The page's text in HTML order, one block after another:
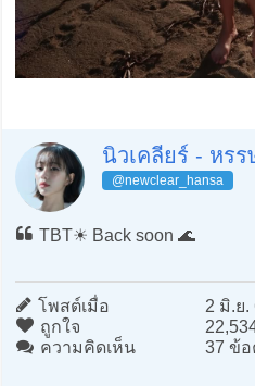
นิวเคลียร์ - หร
@newclear_hansa
TBT☀️ Back soon 🌊
โพสต์เมื่อ
2 มิ.ย.
ถูกใจ
ความคิดเห็น
37 ข้